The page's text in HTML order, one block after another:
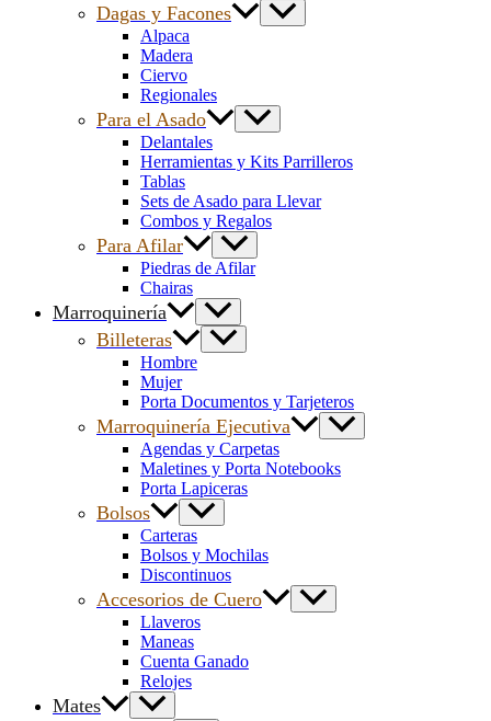
Dagas y Facones
Alpaca
Madera
Ciervo
Regionales
Para el Asado
Delantales
Herramientas y Kits Parrilleros
Tablas
Sets de Asado para Llevar
Combos y Regalos
Para Afilar
Piedras de Afilar
Chairas
Marroquinería
Billeteras
Hombre
Mujer
Porta Documentos y Tarjeteros
Marroquinería Ejecutiva
Agendas y Carpetas
Maletines y Porta Notebooks
Porta Lapiceras
Bolsos
Carteras
Bolsos y Mochilas
Discontinuos
Accesorios de Cuero
Llaveros
Maneas
Cuenta Ganado
Relojes
Mates